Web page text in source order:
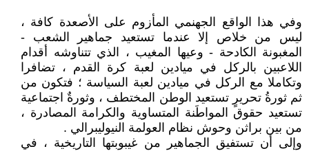
وفي هذا الواقع الجهنمي المأزوم على الأصعدة كافة ،
ليس من خلاص إلا عندما تستعيد جماهير الشعب -
المغبونة الكادحة - وعيها المغيب ، الذي تتناوشه أقدام
اللاعبين بالركل في ميادين لعبة كرة القدم ، تضافرا
وتكاملا مع الركل في ميادين لعبة السياسة ؛ فتكون من
ثم ثورةُ تحريرٍ تستعيد الوطن المختطف ، وثورةٌ اجتماعية
تستعيد حقوق المواطَنة المتساوية والكرامة المصادرة ،
من بين براثن وحوش نظام العولمة النيوليبرالي .
وإلى أن تستفيق الجماهير من غيبوبتها التاريخية ، في